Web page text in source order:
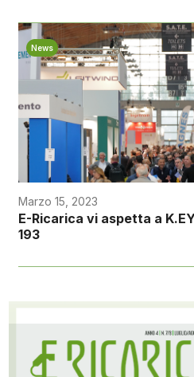
News
Marzo 15, 2023
E-Ricarica vi aspetta a
193